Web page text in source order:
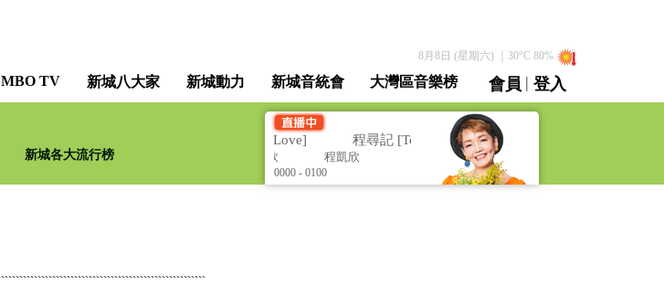
8月8日 (星期六)｜ 30°C 80%
MBO TV 新城八大家 新城動力 新城音統會 大灣區音樂榜 會員 | 登入
直播 / 重溫
新城各大流行榜
程尋記 [To Whom With Love] 程尋記 [To Whom With Love]
程凱欣
0000 - 0100